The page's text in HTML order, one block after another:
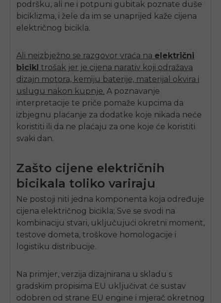
podršku, ali ne i potpuni gubitak poznate duše
biciklizma, i žele da im se unaprijed kaže cijena
električnog bicikla.
Ali neizbježno se razgovor vraća na električni
bicikl trošak jer je cijena narativ koji odražava
dizajn motora, kemiju baterije, materijal okvira i
uslugu nakon kupnje. A poznavanje
interpretacije te priče pomaže kupcima da
izbjegnu plaćanje za dodatke koje nikada neće
koristiti ili da ne plaćaju za one koje će koristiti
svaki dan.
Zašto cijene električnih
bicikala toliko variraju
Ne postoji niti jedna komponenta koja određuje
cijena električnog bicikla; Sve se svodi na
kombinaciju stvari, uključujući okretni moment,
testove dometa, troškove homologacije i
logistiku distribucije.
Na primjer, verzija dizajnirana u skladu s
gradskim propisima EU uključivat će sustav
odobren od strane EU engine i mjerač okretnog